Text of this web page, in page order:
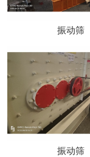
振动筛
振动筛